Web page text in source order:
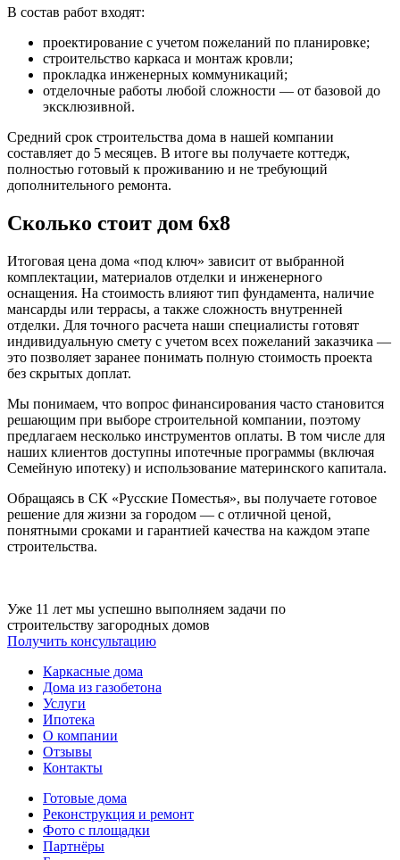
В состав работ входят:
проектирование с учетом пожеланий по планировке;
строительство каркаса и монтаж кровли;
прокладка инженерных коммуникаций;
отделочные работы любой сложности — от базовой до
эксклюзивной.
Средний срок строительства дома в нашей компании
составляет до 5 месяцев. В итоге вы получаете коттедж,
полностью готовый к проживанию и не требующий
дополнительного ремонта.
Сколько стоит дом 6х8
Итоговая цена дома «под ключ» зависит от выбранной
комплектации, материалов отделки и инженерного
оснащения. На стоимость влияют тип фундамента, наличие
мансарды или террасы, а также сложность внутренней
отделки. Для точного расчета наши специалисты готовят
индивидуальную смету с учетом всех пожеланий заказчика —
это позволяет заранее понимать полную стоимость проекта
без скрытых доплат.
Мы понимаем, что вопрос финансирования часто становится
решающим при выборе строительной компании, поэтому
предлагаем несколько инструментов оплаты. В том числе для
наших клиентов доступны ипотечные программы (включая
Семейную ипотеку) и использование материнского капитала.
Обращаясь в СК «Русские Поместья», вы получаете готовое
решение для жизни за городом — с отличной ценой,
понятными сроками и гарантией качества на каждом этапе
строительства.
Уже 11 лет мы успешно выполняем задачи по
строительству загородных домов
Получить консультацию
Каркасные дома
Дома из газобетона
Услуги
Ипотека
О компании
Отзывы
Контакты
Готовые дома
Реконструкция и ремонт
Фото с площадки
Партнёры